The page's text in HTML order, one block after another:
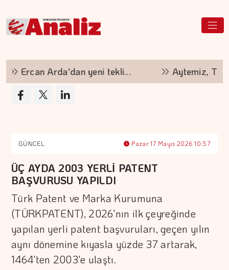
Ercan Arda'dan yeni tekli... Aytemiz,
GÜNCEL Pazar 17 Mayıs 2026 10:57
ÜÇ AYDA 2003 YERLİ PATENT
BAŞVURUSU YAPILDI
Türk Patent ve Marka Kurumuna
(TÜRKPATENT), 2026'nın ilk çeyreğinde
yapılan yerli patent başvuruları, geçen yılın
aynı dönemine kıyasla yüzde 37 artarak,
1464'ten 2003'e ulaştı.